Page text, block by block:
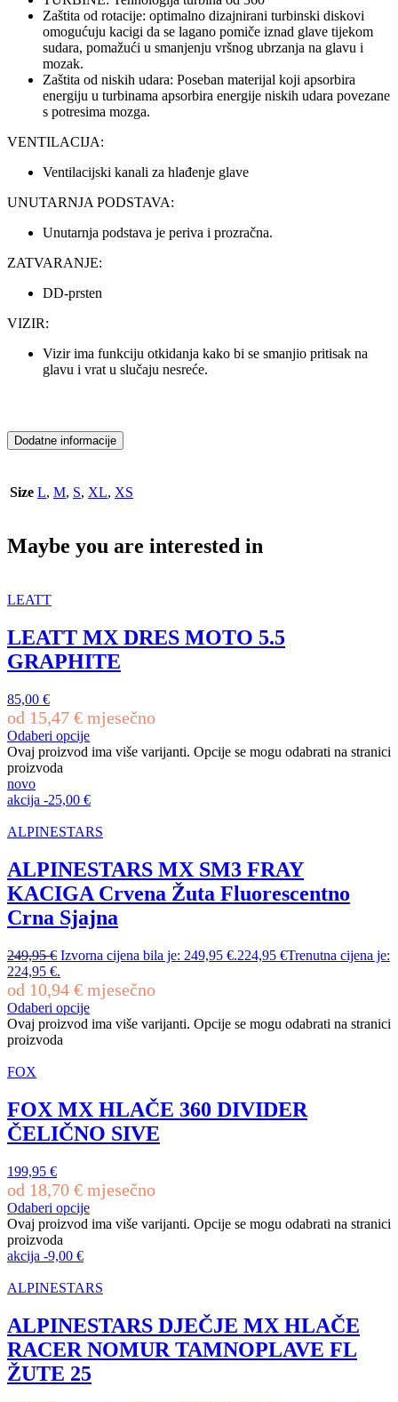
Zaštita od rotacije: optimalno dizajnirani turbinski diskovi
omogućuju kacigi da se lagano pomiče iznad glave tijekom
sudara, pomažući u smanjenju vršnog ubrzanja na glavu i
mozak.
Zaštita od niskih udara: Poseban materijal koji apsorbira
energiju u turbinama apsorbira energije niskih udara povezane
s potresima mozga.
VENTILACIJA:
Ventilacijski kanali za hlađenje glave
UNUTARNJA PODSTAVA:
Unutarnja podstava je periva i prozračna.
ZATVARANJE:
DD-prsten
VIZIR:
Vizir ima funkciju otkidanja kako bi se smanjio pritisak na
glavu i vrat u slučaju nesreće.
Dodatne informacije
Size L, M, S, XL, XS
Maybe you are interested in
LEATT
LEATT MX DRES MOTO 5.5
GRAPHITE
85,00 €
od 15,47 € mjesečno
Odaberi opcije
Ovaj proizvod ima više varijanti. Opcije se mogu odabrati na stranici
proizvoda
novo
akcija -25,00 €
ALPINESTARS
ALPINESTARS MX SM3 FRAY
KACIGA Crvena Žuta Fluorescentno
Crna Sjajna
249,95€ Izvorna cijena bila je: 249,95 €.224,95 €Trenutna cijena je:
224,95 €.
od 10,94 € mjesečno
Odaberi opcije
Ovaj proizvod ima više varijanti. Opcije se mogu odabrati na stranici
proizvoda
FOX
FOX MX HLAČE 360 DIVIDER
ČELIČNO SIVE
199,95 €
od 18,70 € mjesečno
Odaberi opcije
Ovaj proizvod ima više varijanti. Opcije se mogu odabrati na stranici
proizvoda
akcija -9,00 €
ALPINESTARS
ALPINESTARS DJEČJE MX HLAČE
RACER NOMUR TAMNOPLAVE FL
ŽUTE 25